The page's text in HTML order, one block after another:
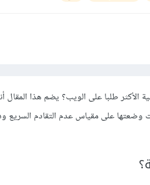
طلبا على الويب؟ يضم هذا المقال
على مقياس عدم التقادم السريع